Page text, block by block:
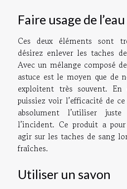
Faire usage de
Ces deux éléments sont
désirez enlever les taches
Avec un mélange composé
astuce est le moyen que de
exploitent très souvent. En
puissiez voir l’efficacité de
absolument l’utiliser
l’incident. Ce produit a
agir sur les taches de sang
fraîches.
Utiliser un savon